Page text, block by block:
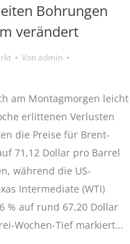
Bohrungen
verändert
Vonadmin
am Montagmorgen leicht
erlittenen Verlusten
die Preise für Brent-
71,12 Dollar pro Barrel
während die US-
Intermediate (WTI)
% auf rund 67,20 Dollar
Wochen-Tief markiert…